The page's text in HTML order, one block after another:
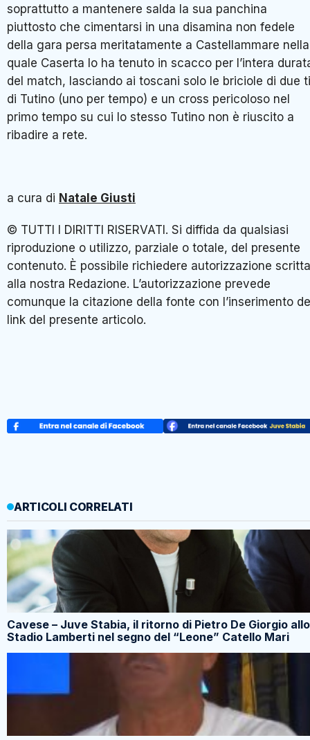
soprattutto a mantenere salda la sua panchina
piuttosto che cimentarsi in una disamina non fedele
della gara persa meritatamente a Castellammare nella
quale Caserta lo ha tenuto in scacco per l’intera
del match, lasciando ai toscani solo le briciole di due
di Tutino (uno per tempo) e un cross pericoloso nel
primo tempo su cui lo stesso Tutino non è riuscito a
ribadire a rete.
a cura di Natale Giusti
© TUTTI I DIRITTI RISERVATI. Si diffida da qualsiasi
riproduzione o utilizzo, parziale o totale, del presente
contenuto. È possibile richiedere autorizzazione scritta
alla nostra Redazione. L’autorizzazione prevede
comunque la citazione della fonte con l’inserimento
link del presente articolo.
ARTICOLI CORRELATI
Cavese – Juve Stabia, il ritorno di Pietro De Giorgio allo
Stadio Lamberti nel segno del “Leone” Catello Mari